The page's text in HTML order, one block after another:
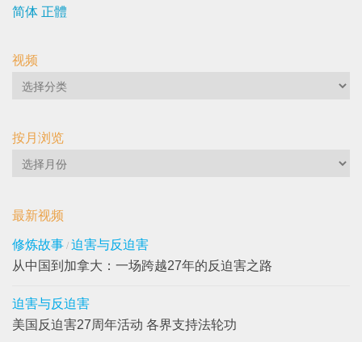
2023年8月1日
六次被绑架酷刑 企业家仍
坚守真善忍
周年
法轮大法洪传世界
简体 正體
视频
视
按月浏览
按
览
最新视频
修炼故事 / 迫害与反迫害
从中国到加拿大：一场跨越27年的反迫害之路
迫害与反迫害
美国反迫害27周年活动 各界支持法轮功